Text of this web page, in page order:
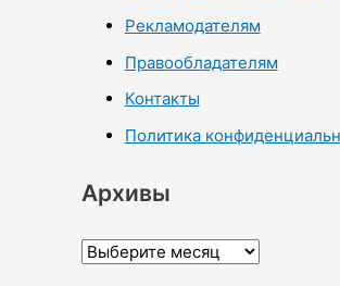
Рекламодателям
Правообладателям
Контакты
Политика
Архивы
А